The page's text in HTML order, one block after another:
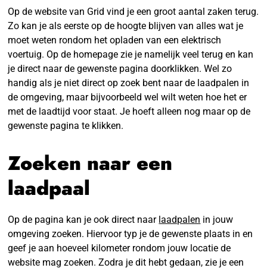
Op de website van Grid vind je een groot aantal zaken terug.
Zo kan je als eerste op de hoogte blijven van alles wat je
moet weten rondom het opladen van een elektrisch
voertuig. Op de homepage zie je namelijk veel terug en kan
je direct naar de gewenste pagina doorklikken. Wel zo
handig als je niet direct op zoek bent naar de laadpalen in
de omgeving, maar bijvoorbeeld wel wilt weten hoe het er
met de laadtijd voor staat. Je hoeft alleen nog maar op de
gewenste pagina te klikken.
Zoeken naar een
laadpaal
Op de pagina kan je ook direct naar laadpalen in jouw
omgeving zoeken. Hiervoor typ je de gewenste plaats in en
geef je aan hoeveel kilometer rondom jouw locatie de
website mag zoeken. Zodra je dit hebt gedaan, zie je een